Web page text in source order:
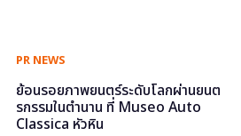
PR NEWS
ย้อนรอยภาพยนตร์ระดับโลกผ่านยนต
รกรรมในตำนาน ที่ Museo Auto
Classica หัวหิน